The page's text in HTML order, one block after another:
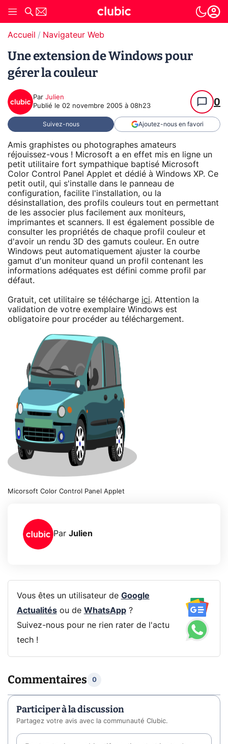
Accueil Navigateur Web
Une extension de Windows pour
gérer la couleur
Par Julien
Publié le 02 novembre 2005 à 08h23 0
Suivez-nous Ajoutez-nous en favori
Amis graphistes ou photographes amateurs
réjouissez-vous ! Microsoft a en effet mis en ligne un
petit utilitaire fort sympathique baptisé Microsoft
Color Control Panel Applet et dédié à Windows XP. Ce
petit outil, qui s'installe dans le panneau de
configuration, facilite l'installation, ou la
désinstallation, des profils couleurs tout en permettant
de les associer plus facilement aux moniteurs,
imprimantes et scanners. Il est également possible de
consulter les propriétés de chaque profil couleur et
d'avoir un rendu 3D des gamuts couleur. En outre
Windows peut automatiquement ajuster la courbe
gamut d'un moniteur quand un profil contenant les
informations adéquates est défini comme profil par
défaut.
Gratuit, cet utilitaire se télécharge ici. Attention la
validation de votre exemplaire Windows est
obligatoire pour procéder au téléchargement.
Micorsoft Color Control Panel Applet
Par Julien
Vous êtes un utilisateur de Google
Actualitésou de WhatsApp?
Suivez-nous pour ne rien rater de l'actu
tech !
Commentaires 0
Participer à la discussion
Partagez votre avis avec la communauté Clubic.